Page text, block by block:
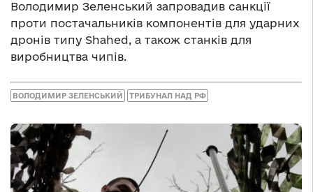
Володимир Зеленський запровадив санкції
проти постачальників компонентів для ударних
дронів типу Shahed, а також станків для
виробництва чипів.
ВОЛОДИМИР ЗЕЛЕНСЬКИЙ ТРИБУНАЛ НАД РФ